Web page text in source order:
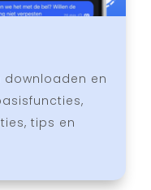
downloaden en
tips en